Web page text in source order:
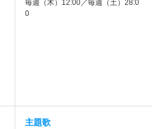
毎週（木）12:00／毎週（土）28:0
0
主題歌